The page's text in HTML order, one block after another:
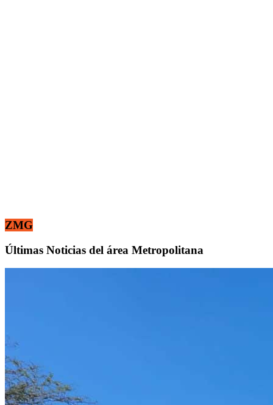
ZMG
Últimas Noticias del área Metropolitana